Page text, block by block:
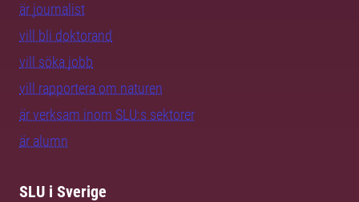
är journalist
vill bli doktorand
vill söka jobb
vill rapportera om naturen
är verksam inom SLU:s sektorer
är alumn
SLU i Sverige